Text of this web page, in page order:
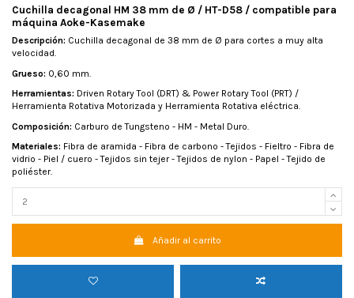
Cuchilla decagonal HM 38 mm de Ø / HT-D58 / compatible para
máquina Aoke-Kasemake
Descripción: Cuchilla decagonal de 38 mm de Ø para cortes a muy alta
velocidad.
Grueso: 0,60 mm.
Herramientas: Driven Rotary Tool (DRT) & Power Rotary Tool (PRT) /
Herramienta Rotativa Motorizada y Herramienta Rotativa eléctrica.
Composición: Carburo de Tungsteno - HM - Metal Duro.
Materiales: Fibra de aramida - Fibra de carbono - Tejidos - Fieltro - Fibra de
vidrio - Piel / cuero - Tejidos sin tejer - Tejidos de nylon - Papel - Tejido de
poliéster.
Añadir al carrito